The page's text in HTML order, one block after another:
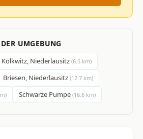
UMGEBUNG
Kolkwitz, Niederlausitz (6.5 km)
Briesen, Niederlausitz (12.7 km)
Schwarze Pumpe (16.6 km)